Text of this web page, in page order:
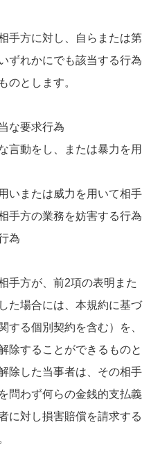
手方に対し、自らまたは第
ずれかにでも該当する行為
のとします。
な要求行為
言動をし、または暴力を用
いまたは威力を用いて相手
手方の業務を妨害する行為
為
手方が、前2項の表明また
た場合には、本規約に基づ
する個別契約を含む）を、
除することができるものと
除した当事者は、その相手
問わず何らの金銭的支払義
に対し損害賠償を請求する